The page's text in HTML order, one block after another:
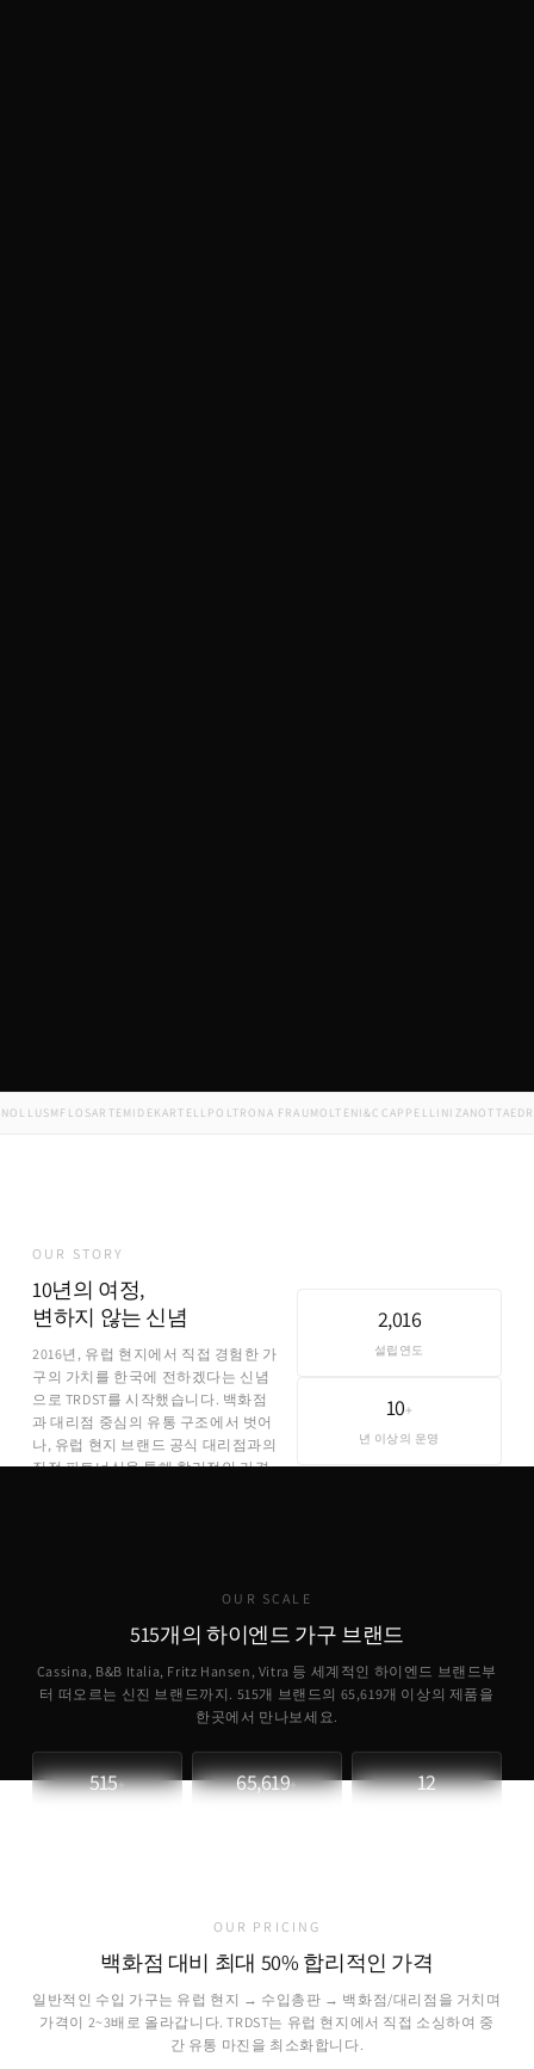
USMFLOSARTEMIDE KARTELL POLTRONA FRAUMOLTENI&CCAPPELLINIZANOTTAEDRA
OUR STORY
10년의 여정,
변하지 않는 신념
2016년, 유럽 현지에서 직접 경험한 가
구의 가치를 한국에 전하겠다는 신념
으로 TRDST를 시작했습니다. 백화점
과 대리점 중심의 유통 구조에서 벗어
나, 유럽 현지 브랜드 공식 대리점과의
직접 파트너십을 통해 합리적인 가격
2,016
설립연도
10+
년 이상의 운영
OUR SCALE
515개의 하이엔드 가구 브랜드
Cassina, B&B Italia, Fritz Hansen, Vitra 등 세계적인 하이엔드 브랜드부
터 떠오르는 신진 브랜드까지. 515개 브랜드의 65,619개 이상의 제품을
한곳에서 만나보세요.
515+ 65,619+ 12
OUR PRICING
백화점 대비 최대 50% 합리적인 가격
일반적인 수입 가구는 유럽 현지 → 수입총판 → 백화점/대리점을 거치며
가격이 2~3배로 올라갑니다. TRDST는 유럽 현지에서 직접 소싱하여 중
간 유통 마진을 최소화합니다.